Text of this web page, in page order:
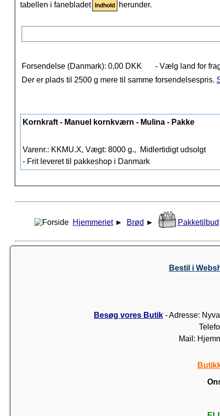
tabellen i fanebladet
Indhold herunder.
Forsendelse (Danmark): 0,00 DKK
- Vælg land for
Der er plads til 2500 g mere til samme forsendelsespris.
Kornkraft - Manuel kornkværn - Mulina - Pakke
Varenr.: KKMU.X, Vægt: 8000 g.,
Midlertidigt udsolgt
- Frit leveret til pakkeshop i Danmark
Hjemmeriet ► Brød ► Pakketilbud
Bestil i
Besøg vores Butik - Adresse:
Mail: